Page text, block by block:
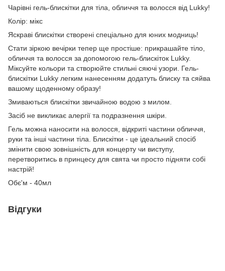
Чарівні гель-блискітки для тіла, обличчя та волосся від Lukky!
Колір: мікс
Яскраві блискітки створені спеціально для юних модниць!
Стати зіркою вечірки тепер ще простіше: прикрашайте тіло,
обличчя та волосся за допомогою гель-блискіток Lukky.
Міксуйте кольори та створюйте стильні сяючі узори. Гель-
блискітки Lukky легким нанесенням додатуть блиску та сяйва
вашому щоденному образу!
Змиваються блискітки звичайною водою з милом.
Засіб не викликає алергії та подразнення шкіри.
Гель можна наносити на волосся, відкриті частини обличчя,
руки та інші частини тіла. Блискітки - це ідеальний спосіб
змінити свою зовнішність для концерту чи виступу,
перетворитись в принцесу для свята чи просто підняти собі
настрій!
Обє'м - 40мл
Відгуки